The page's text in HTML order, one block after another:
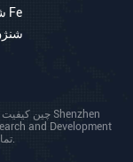
and Development
Co., Ltd . تمامی حقوق محفوظ است.